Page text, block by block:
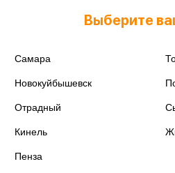
Все товары
Выберите
Самара
Новокуйбышевск
Отрадный
Кинель
Пенза